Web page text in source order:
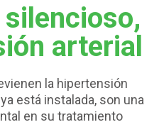
arterial
la hipertensión
está instalada, son una
en su tratamiento